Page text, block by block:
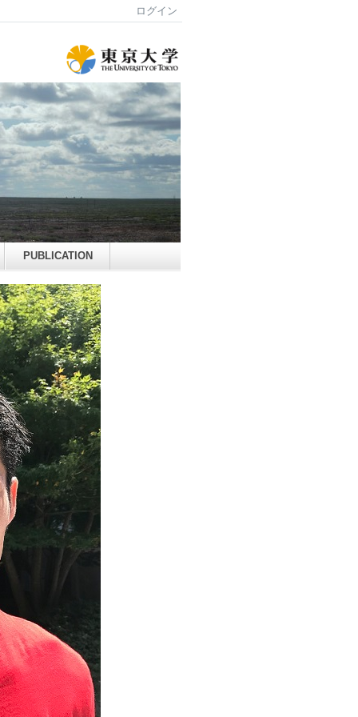
ログイン
PUBLICATION